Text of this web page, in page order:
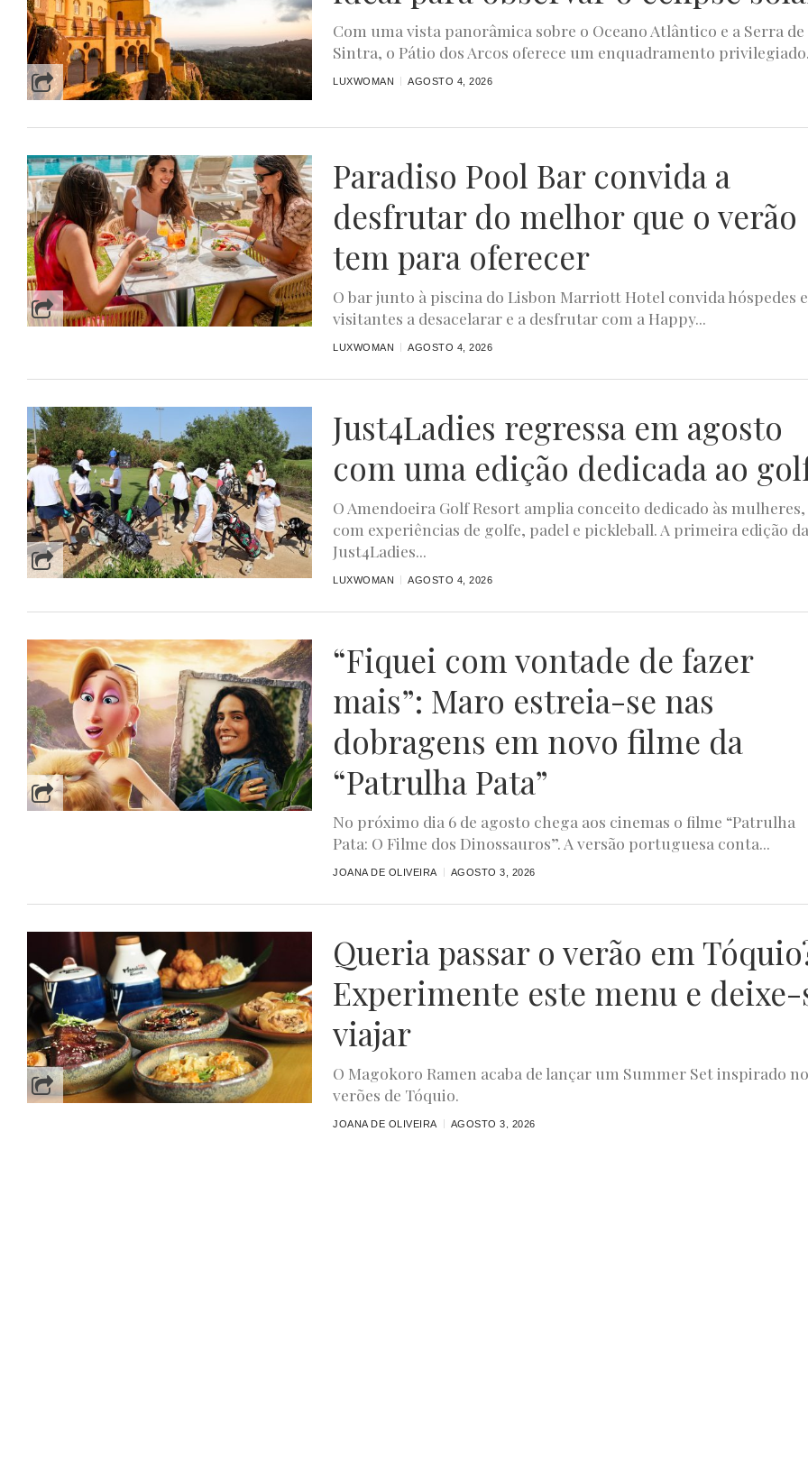
Com uma vista panorâmica sobre o Oceano Atlântico e a Serra de
Sintra, o Pátio dos Arcos oferece um enquadramento
LUXWOMAN AGOSTO 4, 2026
Paradiso Pool Bar convida a
desfrutar do melhor que o verão
tem para oferecer
O bar junto à piscina do Lisbon Marriott Hotel convida hóspedes e
visitantes a desacelarar e a desfrutar com a Happy...
LUXWOMAN AGOSTO 4, 2026
Just4Ladies regressa em agosto
com uma edição dedicada ao
O Amendoeira Golf Resort amplia conceito dedicado às mulheres,
com experiências de golfe, padel e pickleball. A primeira edição
Just4Ladies...
LUXWOMAN AGOSTO 4, 2026
“Fiquei com vontade de fazer
mais”: Maro estreia-se nas
dobragens em novo filme da
“Patrulha Pata”
No próximo dia 6 de agosto chega aos cinemas o filme “Patrulha
Pata: O Filme dos Dinossauros”. A versão portuguesa conta...
JOANA DE OLIVEIRA AGOSTO 3, 2026
Queria passar o verão em
Experimente este menu e deixe-
viajar
O Magokoro Ramen acaba de lançar um Summer Set inspirado
verões de Tóquio.
JOANA DE OLIVEIRA AGOSTO 3, 2026